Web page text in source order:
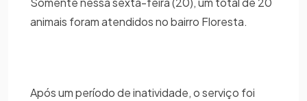
animais foram atendidos no bairro Floresta.
Após um período de inatividade, o serviço foi